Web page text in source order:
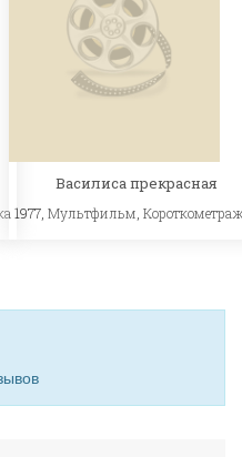
Василиса прекрасная
1977,Мультфильм ,